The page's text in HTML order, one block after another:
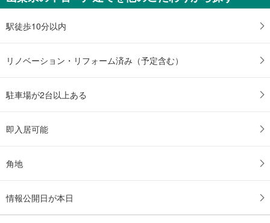
駅徒歩10分以内
リノベーション・リフォーム済み（予定含む）
駐車場が2台以上ある
即入居可能
角地
情報公開日が本日